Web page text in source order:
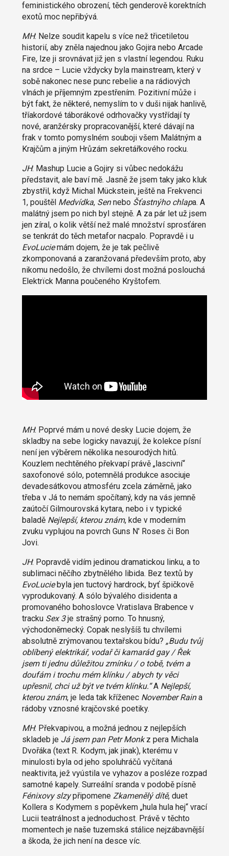
feministického obrození, těch genderově korektních
exotů moc nepřibývá.
MH: Nelze soudit kapelu s více než třicetiletou
historií, aby zněla najednou jako Gojira nebo Arcade
Fire, lze ji srovnávat již jen s vlastní legendou. Ruku
na srdce – Lucie vždycky byla mainstream, který v
sobě nakonec nese punc rebelie a na rádiových
vlnách je příjemným zpestřením. Pozitivní může i
být fakt, že některé, nemyslím to v duši nijak hanlivě,
tříakordové táborákové odrhovačky vystřídají ty
nové, aranžérsky propracovanější, které dávají na
frak v tomto pomyslném souboji všem Malátným a
Krajčům a jiným Hrůzám sekretářkového rocku.
JH: Mashup Lucie a Gojiry si vůbec nedokážu
představit, ale baví mě. Jasně že jsem taky jako kluk
zbystřil, když Michal Mückstein, ještě na Frekvenci
1, pouštěl Medvídka, SenneboŠťastnýho chlapa. A
malátný jsem po nich byl stejně. A za pár let už jsem
jen zíral, o kolik větší než malé množství sprosťáren
se tenkrát do těch metafor nacpalo. Popravdě i u
EvoLuciemám dojem, že je tak pečlivě
zkomponovaná a zaranžovaná především proto, aby
nikomu nedošlo, že chvílemi dost možná poslouchá
Elektrïck Manna poučeného Kryštofem.
MH: Poprvé mám u nové desky Lucie dojem, že
skladby na sebe logicky navazují, že kolekce písní
není jen výběrem několika nesourodých hitů.
Kouzlem nechtěného překvapí právě „lascivní“
saxofonové sólo, potemnělá produkce asociuje
devadesátkovou atmosféru zcela záměrně, jako
třeba v Já to nemám spočítaný, kdy na vás jemně
zaútočí Gilmourovská kytara, nebo i v typické
baladě Nejlepší, kterou znám, kde v moderním
zvuku vyplujou na povrch Guns N' Roses či Bon
Jovi.
JH: Popravdě vidím jedinou dramatickou linku, a to
sublimaci něčího zbytnělého libida. Bez textů by
EvoLuciebyla jen tuctový hardrock, byť špičkově
vyprodukovaný. A sólo bývalého disidenta a
promovaného bohoslovce Vratislava Brabence v
tracku Sex 3je strašný porno. To hnusný,
východoněmecký. Copak neslyšíš tu chvílemi
absolutně zrýmovanou textařskou bídu? „Budu tvůj
oblíbený elektrikář, vodař či kamarád gay / Řek
jsem ti jednu důležitou zmínku / o tobě, tvém a
doufám i trochu mém klínku / abych ty věci
upřesnil, chci už být ve tvém klínku.“A Nejlepší,
kterou znám, je leda tak kříženec November Raina
rádoby vznosné krajčovské poetiky.
MH: Překvapivou, a možná jednou z nejlepších
skladeb je Já jsem pan Petr Monkz pera Michala
Dvořáka (text R. Kodym, jak jinak), kterému v
minulosti byla od jeho spoluhráčů vyčítaná
neaktivita, jež vyústila ve vyhazov a posléze rozpad
samotné kapely. Surreální sranda v podobě písně
Fénixovy slzypřipomene Zkamenělý dítě, duet
Kollera s Kodymem s popěvkem „hula hula hej“ vrací
Lucii teatrálnost a jednoduchost. Právě v těchto
momentech je naše tuzemská stálice nejzábavnější
a škoda, že jich není na desce víc.